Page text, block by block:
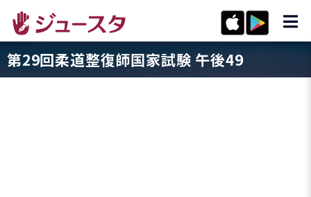
第29回柔道整復師国家試験 午後49